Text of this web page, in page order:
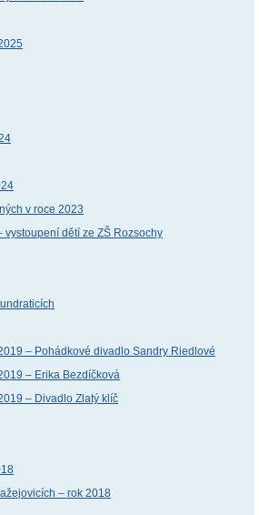
v roce 2023
vystoupení dětí ze ZŠ Rozsochy
– Pohádkové divadlo Sandry Riedlové
– Erika Bezdíčková
– Divadlo Zlatý klíč
– rok 2018